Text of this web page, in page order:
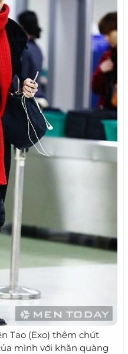
Tao (Exo) thêm chút
mình với khăn quàng